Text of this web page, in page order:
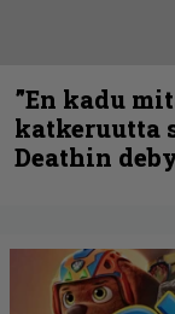
”En kadu
katkeruutta
Deathin